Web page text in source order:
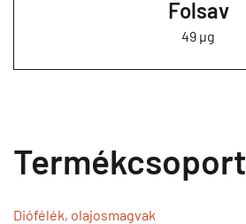
Folsav
49 µg
Termékcsoport
Diófélék, olajosmagvak